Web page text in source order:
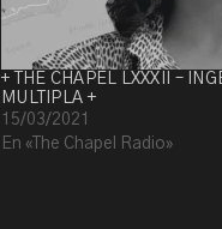
+ THE CHAPEL LXXXII –
MULTIPLA +
15/03/2021
En «The Chapel Radio»